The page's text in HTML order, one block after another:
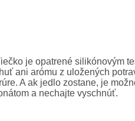
je opatrené silikónovým
ani arómu z uložených
A ak jedlo zostane, je
a nechajte vyschnúť.